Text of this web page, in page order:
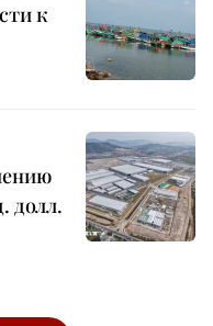
к
долл.